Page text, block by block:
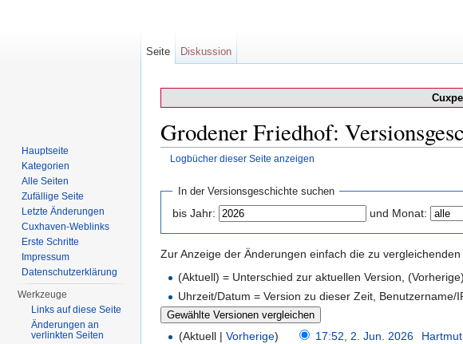
Grodener Friedhof:
Logbücher dieser Seite anzeigen
In der Versionsgeschichte suchen
bis Jahr: und Monat:
Zur Anzeige der Änderungen einfach die zu
(Aktuell) = Unterschied zur aktuellen Version,
Uhrzeit/Datum = Version zu dieser Zeit,
(Aktuell |Vorherige) 17:52, 2. Jun. 2026
Seite Diskussion
Hauptseite
Kategorien
Alle Seiten
Zufällige Seite
Letzte Änderungen
Cuxhaven-Weblinks
Erste Schritte
Impressum
Datenschutzerklärung
Werkzeuge
Links auf diese Seite
Änderungen an
verlinkten Seiten